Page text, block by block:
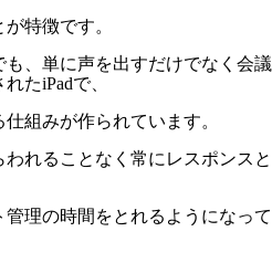
特徴です。
、単に声を出すだけでなく会議
たiPadで、
組みが作られています。
れることなく常にレスポンスと
理の時間をとれるようになって